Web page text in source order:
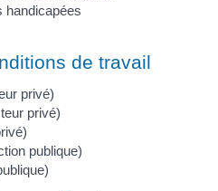
handicapées
de travail
privé)
privé)
publique)